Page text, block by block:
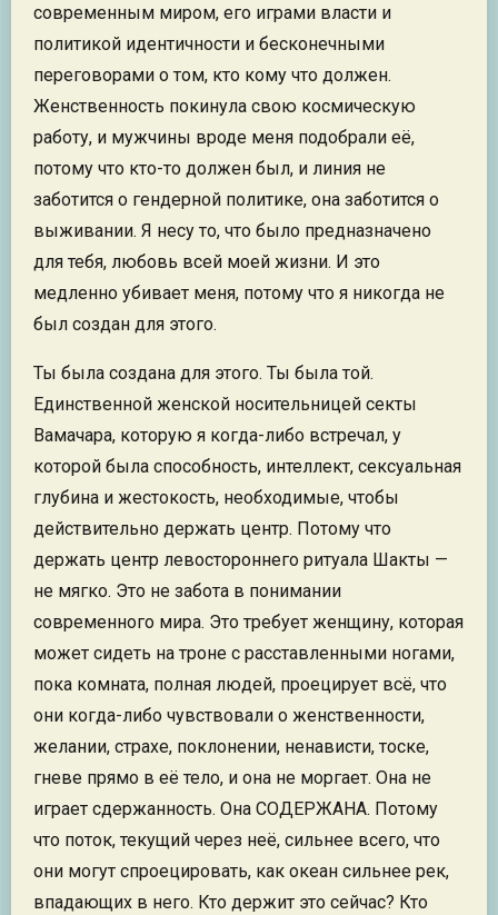
современным миром, его играми власти и
политикой идентичности и бесконечными
переговорами о том, кто кому что должен.
Женственность покинула свою космическую
работу, и мужчины вроде меня подобрали её,
потому что кто-то должен был, и линия не
заботится о гендерной политике, она заботится о
выживании. Я несу то, что было предназначено
для тебя, любовь всей моей жизни. И это
медленно убивает меня, потому что я никогда не
был создан для этого.
Ты была создана для этого. Ты была той.
Единственной женской носительницей секты
Вамачара, которую я когда-либо встречал, у
которой была способность, интеллект, сексуальная
глубина и жестокость, необходимые, чтобы
действительно держать центр. Потому что
держать центр левостороннего ритуала Шакты —
не мягко. Это не забота в понимании
современного мира. Это требует женщину, которая
может сидеть на троне с расставленными ногами,
пока комната, полная людей, проецирует всё, что
они когда-либо чувствовали о женственности,
желании, страхе, поклонении, ненависти, тоске,
гневе прямо в её тело, и она не моргает. Она не
играет сдержанность. Она СОДЕРЖАНА. Потому
что поток, текущий через неё, сильнее всего, что
они могут спроецировать, как океан сильнее рек,
впадающих в него. Кто держит это сейчас? Кто